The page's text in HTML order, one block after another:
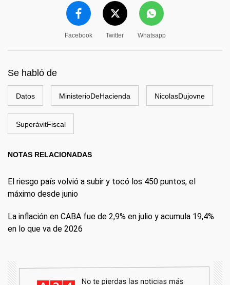
Facebook Twitter Whatsapp
Se habló de
Datos MinisterioDeHacienda NicolasDujovne
SuperávitFiscal
NOTAS RELACIONADAS
El riesgo país volvió a subir y tocó los 450 puntos, el
máximo desde junio
La inflación en CABA fue de 2,9% en julio y acumula 19,4%
en lo que va de 2026